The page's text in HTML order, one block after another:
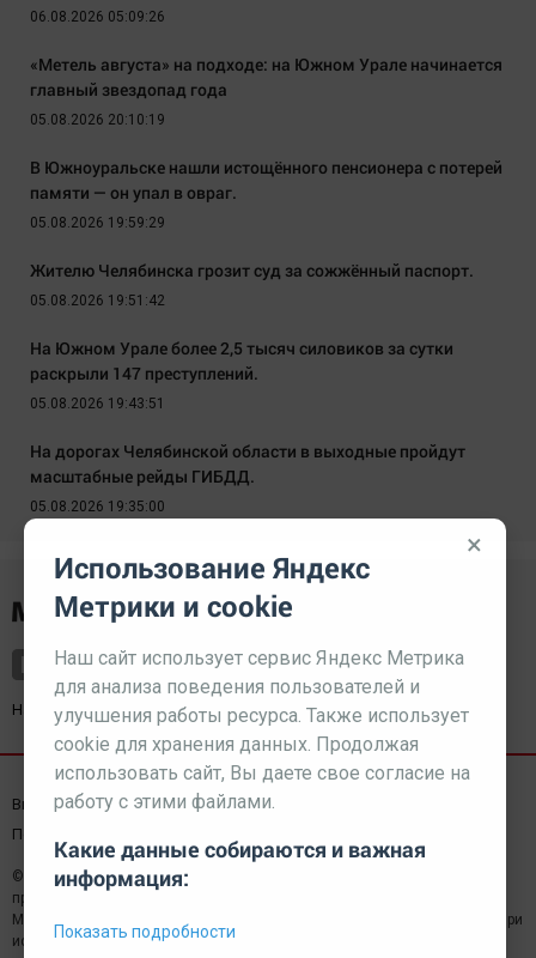
06.08.2026 05:09:26
«Метель августа» на подходе: на Южном Урале начинается
главный звездопад года
05.08.2026 20:10:19
В Южноуральске нашли истощённого пенсионера с потерей
памяти — он упал в овраг.
05.08.2026 19:59:29
Жителю Челябинска грозит суд за сожжённый паспорт.
05.08.2026 19:51:42
На Южном Урале более 2,5 тысяч силовиков за сутки
раскрыли 147 преступлений.
05.08.2026 19:43:51
На дорогах Челябинской области в выходные пройдут
масштабные рейды ГИБДД.
05.08.2026 19:35:00
Наш партнерkurorty-sochi.ru
Выходные данные СМИ Реклама
Пользовательское соглашение
© 2026 МЕДИАЗАВОД — Сайт может содержать контент,
предназначенный для лиц 18+
Мнение редакции может не совпадать с мнением отдельных авторов.При
использовании материалов сайта ссылка обязательна.
×
Использование Яндекс
Метрики и cookie
Наш сайт использует сервис Яндекс Метрика
для анализа поведения пользователей и
улучшения работы ресурса. Также использует
cookie для хранения данных. Продолжая
использовать сайт, Вы даете свое согласие на
работу с этими файлами.
Какие данные собираются и важная
информация:
Показать подробности